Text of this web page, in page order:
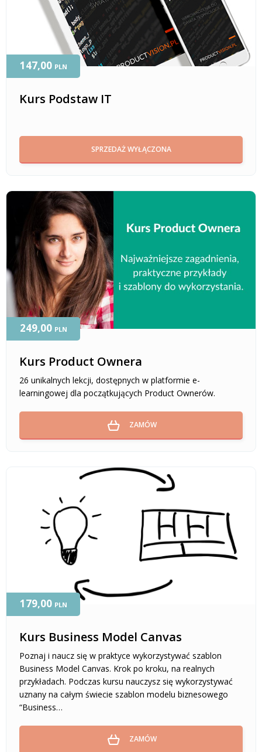
Kurs Podstaw IT
147,00 PLN
SPRZEDAŻ WYŁĄCZONA
Kurs Product Ownera
26 unikalnych lekcji, dostępnych w platformie e-
learningowej dla początkujących Product Ownerów.
249,00 PLN
ZAMÓW
Kurs Business Model Canvas
Poznaj i naucz się w praktyce wykorzystywać szablon
Business Model Canvas. Krok po kroku, na realnych
przykładach. Podczas kursu nauczysz się wykorzystywać
uznany na całym świecie szablon modelu biznesowego
“Business…
179,00 PLN
ZAMÓW